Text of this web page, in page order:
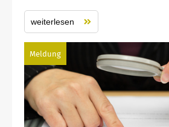
weiterlesen
Meldung